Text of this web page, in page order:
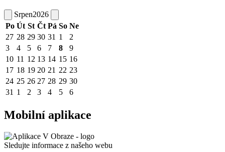
Srpen2026
Po Út St Čt Pá So Ne
27 28 29 30 31 1
2
3
4 5 6 7 8
9
10 11 12 13 14 15 16
17 18 19 20 21 22 23
24 25 26 27 28 29 30
31 1 2 3 4 5 6
Mobilní aplikace
Sledujte informace z našeho webu